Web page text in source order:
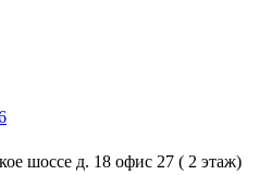
шоссе д. 18 офис 27 ( 2 этаж)